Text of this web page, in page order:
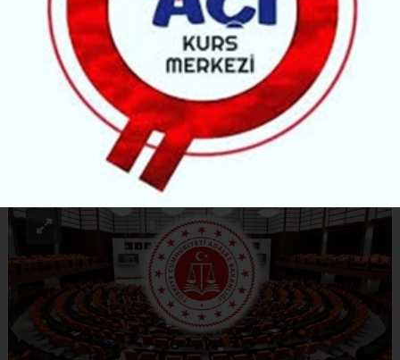
Adalet Bakanlığı’nın bir süredir üzerinde çalıştığı
12’nci Yargı Paketi, Nisan ayında Meclis’e gelecek.
Uyuşturucu madde ticareti başta olmak üzere, bazı
suçlar kapsam dışı tutulacak.
ABONE OL